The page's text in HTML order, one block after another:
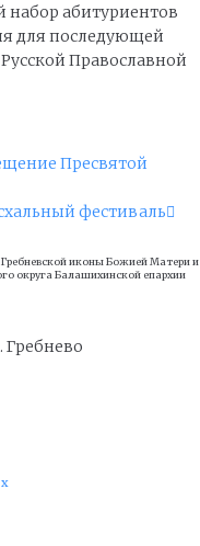
набор абитуриентов
для последующей
Православной
Пресвятой
фестиваль
иконы Божией Матери и
округа Балашихинской епархии
Гребнево